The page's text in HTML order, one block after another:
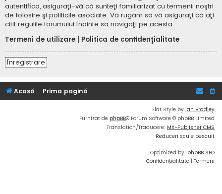
autentifica, asiguraţi-vă că sunteţi familiarizat cu termenii noştri
de folosire şi politicile asociate. Vă rugăm să vă asiguraţi că aţi
citit regulile forumului înainte să navigaţi pe acesta.
Termeni de utilizare
Politica de confidenţialitate
Înregistrare
Acasă Prima pagină
Flat Style by Ian Bradley
Furnizat de phpBB® Forum Software © phpBB Limited
Translation/Traducere: MX-Publisher CMS
Reduceri scule pescuit
Optimized by: phpBB SEO
Confidențialitate | Termeni